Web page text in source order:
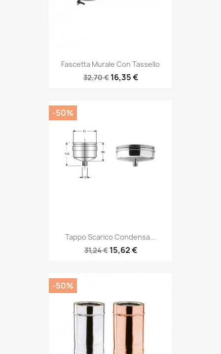
Fascetta Murale Con Tassello
32,70 € 16,35 €
Tappo Scarico Condensa...
31,24 € 15,62 €
-50%
-50%